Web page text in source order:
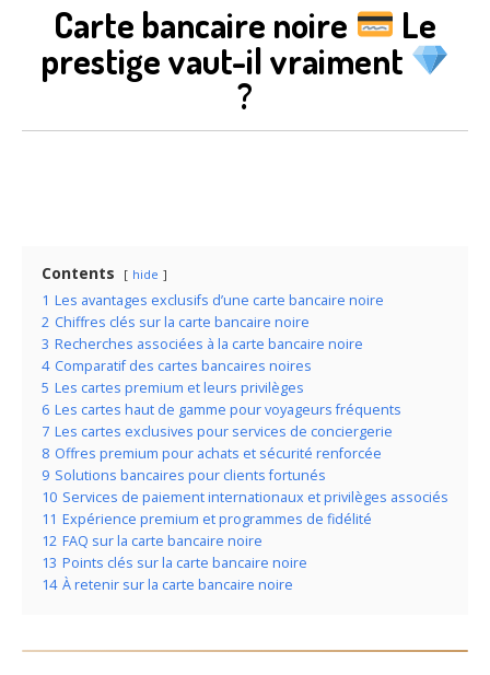
Carte bancaire noire
Le
prestige vaut-il vraiment
?
Contents hide
1 Les avantages exclusifs d’une carte bancaire noire
2 Chiffres clés sur la carte bancaire noire
3 Recherches associées à la carte bancaire noire
4 Comparatif des cartes bancaires noires
5 Les cartes premium et leurs privilèges
6 Les cartes haut de gamme pour voyageurs fréquents
7 Les cartes exclusives pour services de conciergerie
8 Offres premium pour achats et sécurité renforcée
9 Solutions bancaires pour clients fortunés
10 Services de paiement internationaux et privilèges associés
11 Expérience premium et programmes de fidélité
12 FAQ sur la carte bancaire noire
13 Points clés sur la carte bancaire noire
14 À retenir sur la carte bancaire noire